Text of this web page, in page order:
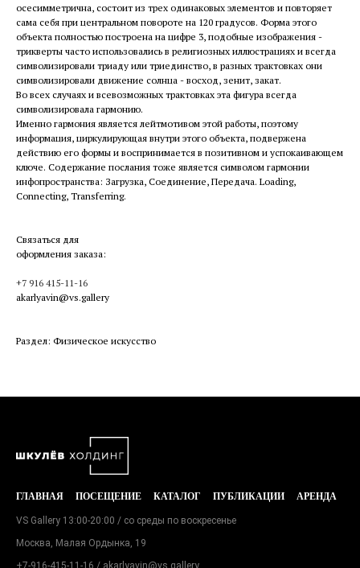
осесимметрична, состоит из трех одинаковых элементов и повторяет
сама себя при центральном повороте на 120 градусов. Форма этого
объекта полностью построена на цифре 3, подобные изображения -
трикверты часто использовались в религиозных иллюстрациях и всегда
символизировали триаду или триединство, в разных трактовках они
символизировали движение солнца - восход, зенит, закат.
Во всех случаях и всевозможных трактовках эта фигура всегда
символизировала гармонию.
Именно гармония является лейтмотивом этой работы, поэтому
информация, циркулирующая внутри этого объекта, подвержена
действию его формы и воспринимается в позитивном и успокаивающем
ключе. Содержание послания тоже является символом гармонии
инфопространства: Загрузка, Соединение, Передача. Loading,
Connecting, Transferring.
Связаться для
оформления заказа:
+7 916 415-11-16
akarlyavin@vs.gallery
Раздел: Физическое искусство
ГЛАВНАЯ ПОСЕЩЕНИЕ КАТАЛОГ ПУБЛИКАЦИИ АРЕНДА
VS Gallery 13:00-20:00 / со среды по воскресенье
Москва, Малая Ордынка, 19
+7-916-415-11-16 / akarlyavin@vs.gallery